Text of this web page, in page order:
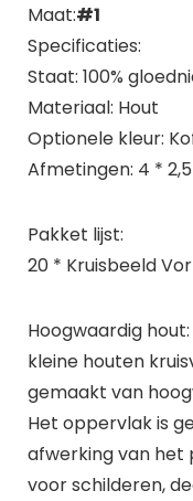
Maat:#1
Specificaties:
Staat: 100%
Materiaal: Hout
Optionele kleur:
Afmetingen: 4 *
Pakket lijst:
20 * Kruisbeeld
Hoogwaardig
kleine houten
gemaakt van
Het oppervlak is
afwerking van het
voor schilderen,